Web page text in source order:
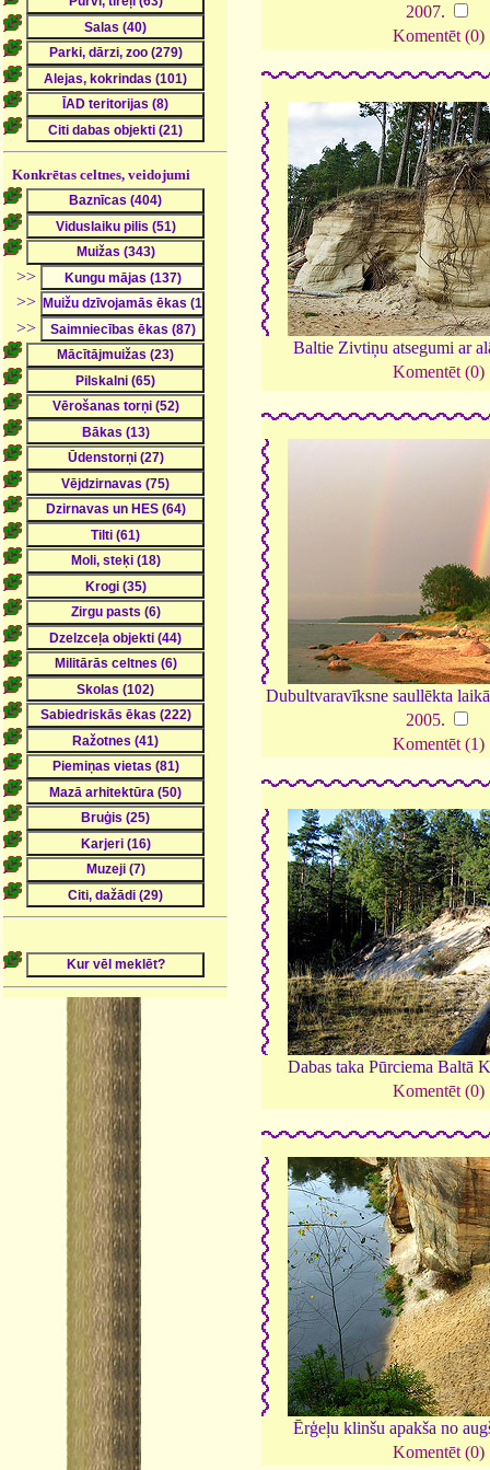
Konkrētas celtnes, veidojumi
>>
>>
>>
2007.
Komentēt (0)
Baltie Zivtiņu atsegumi ar
Komentēt (0)
Dubultvaravīksne saullēkta
2005.
Komentēt (1)
Dabas taka Pūrciema Baltā
Komentēt (0)
Ērģeļu klinšu apakša no
Komentēt (0)